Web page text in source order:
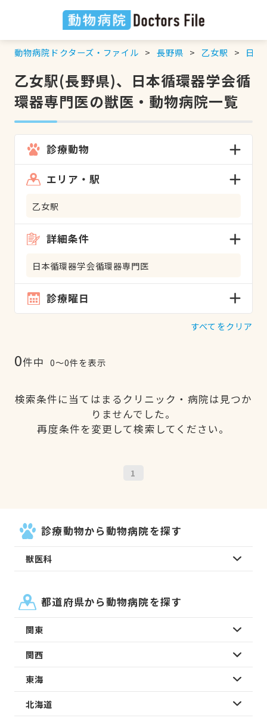
動物病院ドクターズ・ファイル 長野県 乙女駅 日本
乙女駅(長野県)、日本循環器学会循
環器専門医の獣医・動物病院一覧
診療動物
エリア・駅
乙女駅
詳細条件
日本循環器学会循環器専門医
診療曜日
すべてをクリア
0件中 0〜0件を表示
検索条件に当てはまるクリニック・病院は見つか
りませんでした。
再度条件を変更して検索してください。
1
診療動物から動物病院を探す
獣医科
都道府県から動物病院を探す
関東
関西
東海
北海道